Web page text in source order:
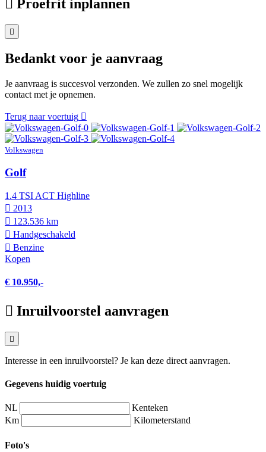
Proefrit inplannen
Bedankt voor je aanvraag
Je aanvraag is succesvol verzonden. We zullen zo snel mogelijk
contact met je opnemen.
Terug naar voertuig
Volkswagen
Golf
1.4 TSI ACT Highline
2013
123.536 km
Hand­geschakeld
Benzine
Kopen
€ 10.950,-
Inruilvoorstel aanvragen
Interesse in een inruilvoorstel? Je kan deze direct aanvragen.
Gegevens huidig voertuig
NL
Kenteken
Km
Kilometerstand
Foto's